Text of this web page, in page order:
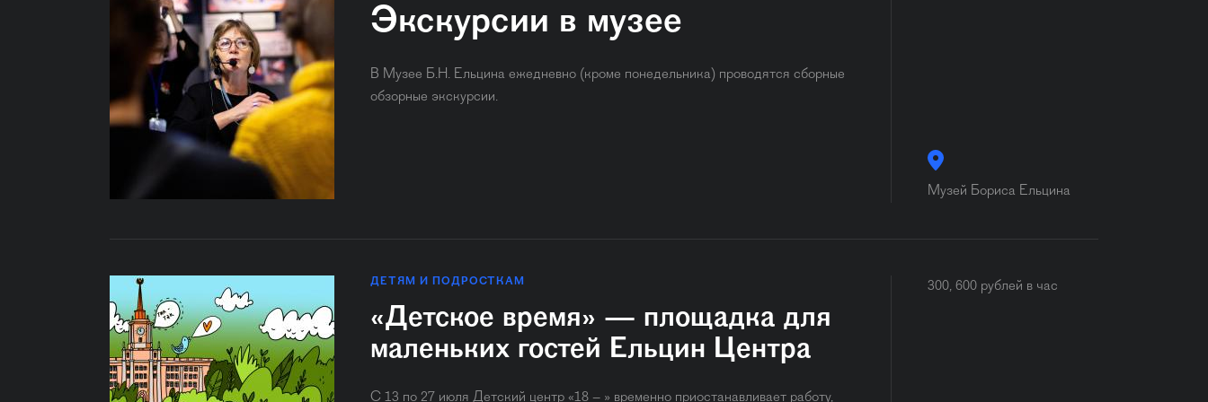
Экскурсии в музее
В Музее Б.Н. Ельцина ежедневно (кроме понедельника) ​проводятся сборные
обзорные экскурсии.
Музей Бориса Ельцина
ДЕТЯМ И ПОДРОСТКАМ
«Детское время» — площадка для
маленьких гостей Ельцин Центра
С 13 по 27 июля Детский центр «18 – » временно приостанавливает работу,
300, 600 рублей в час